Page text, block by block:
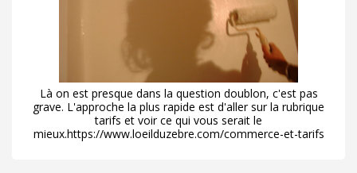
Là on est presque dans la question doublon, c'est pas
grave. L'approche la plus rapide est d'aller sur la rubrique
tarifs et voir ce qui vous serait le
mieux.https://www.loeilduzebre.com/commerce-et-tarifs